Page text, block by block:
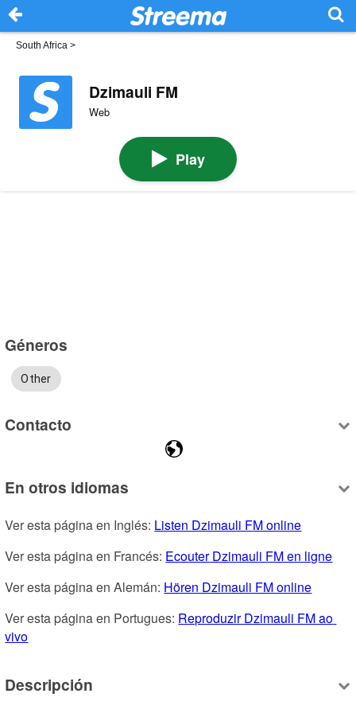
South Africa >
Dzimauli FM
Web
Play
Géneros
Other
Contacto
En otros idiomas
Ver esta página en Inglés: Listen Dzimauli FM online
Ver esta página en Francés: Ecouter Dzimauli FM en ligne
Ver esta página en Alemán: Hören Dzimauli FM online
Ver esta página en Portugues: Reproduzir Dzimauli FM ao
vivo
Descripción